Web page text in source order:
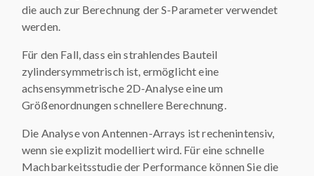
die auch zur Berechnung der S-Parameter verwendet
werden.
Für den Fall, dass ein strahlendes Bauteil
zylindersymmetrisch ist, ermöglicht eine
achsensymmetrische 2D-Analyse eine um
Größenordnungen schnellere Berechnung.
Die Analyse von Antennen-Arrays ist rechenintensiv,
wenn sie explizit modelliert wird. Für eine schnelle
Machbarkeitsstudie der Performance können Sie die